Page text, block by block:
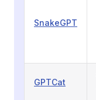
SnakeGPT
GPTCat